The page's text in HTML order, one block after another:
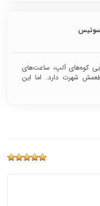
سوئیس
کوه‌های آلپ، ساعت‌های
شهرت دارد. اما این